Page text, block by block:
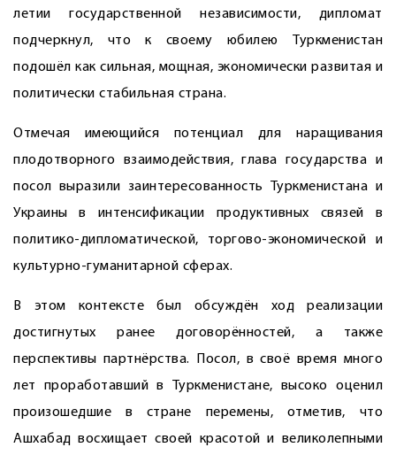
летии государственной независимости, дипломат
подчеркнул, что к своему юбилею Туркменистан
подошёл как сильная, мощная, экономически развитая и
политически стабильная страна.
Отмечая имеющийся потенциал для наращивания
плодотворного взаимодействия, глава государства и
посол выразили заинтересованность Туркменистана и
Украины в интенсификации продуктивных связей в
политико-дипломатической, торгово-экономической и
культурно-гуманитарной сферах.
В этом контексте был обсуждён ход реализации
достигнутых ранее договорённостей, а также
перспективы партнёрства. Посол, в своё время много
лет проработавший в Туркменистане, высоко оценил
произошедшие в стране перемены, отметив, что
Ашхабад восхищает своей красотой и великолепными